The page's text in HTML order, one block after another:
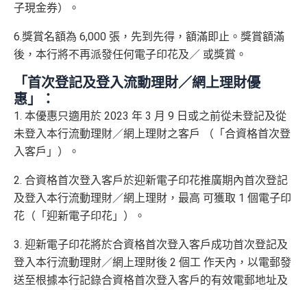
子現金券）。
6.獎賞名額為 6,000 張，先到先得，額滿即止。獎賞額滿
後，本行將不再派發任何電子印花及／ 或獎賞。
「首次登記及登入流動理財／網上理財優
惠」：
1. 本優惠只適用於 2023 年 3 月 9 日或之前從未登記及從
未登入本行流動理財／網上理財之客戶 （「合資格首次登
入客戶」）。
2. 合資格首次登入客戶於迎新電子印花推廣期內首次登記
及登入本行流動理財／網上理財，最高 可獲取 1 個電子印
花（「迎新電子印花」）。
3. 迎新電子印花將於合資格首次登入客戶成功首次登記及
登入本行流動理財／網上理財後 2 個工 作天內，以電郵發
送至根據本行記錄合資格首次登入客戶的有效電郵地址及